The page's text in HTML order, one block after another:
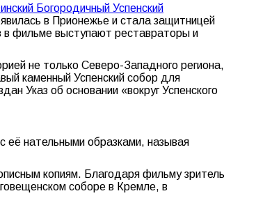
Богородичный Успенский
в Прионежье и стала защитницей
в фильме выступают реставраторы и
не только Северо-Западного региона,
каменный Успенский собор для
Указ об основании «вокруг Успенского
её нательными образками, называя
копиям. Благодаря фильму зритель
соборе в Кремле, в